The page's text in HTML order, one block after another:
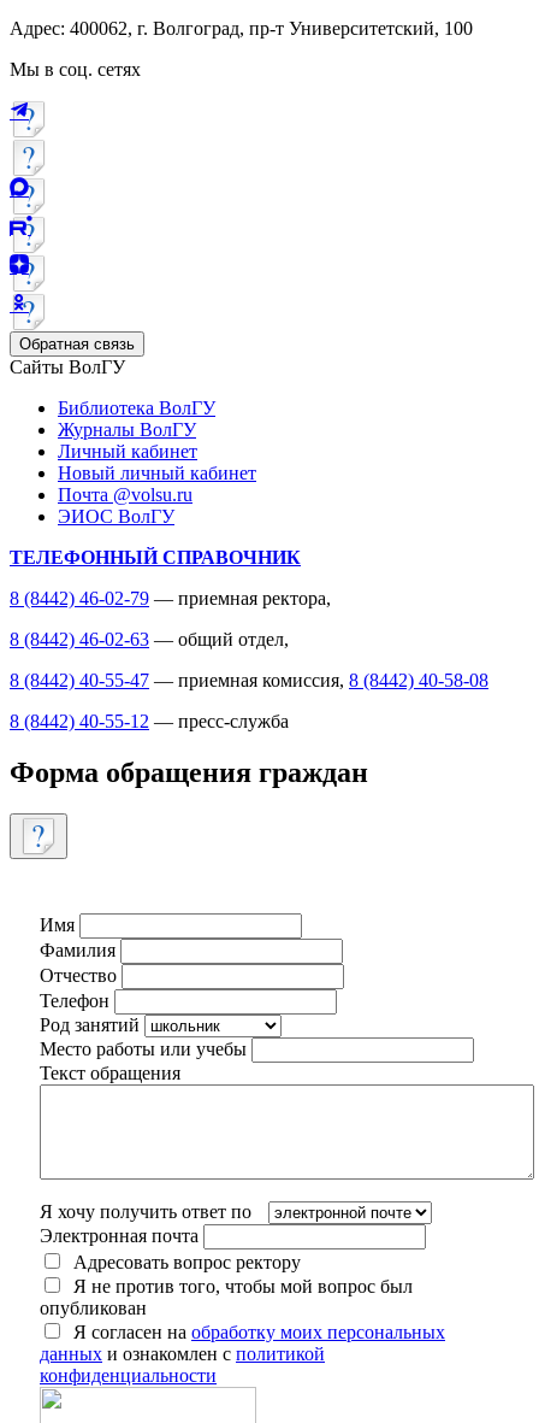
Адрес: 400062, г. Волгоград, пр-т Университетский, 100
Мы в соц. сетях
Обратная связь
Сайты ВолГУ
Библиотека ВолГУ
Журналы ВолГУ
Личный кабинет
Новый личный кабинет
Почта @volsu.ru
ЭИОС ВолГУ
ТЕЛЕФОННЫЙ СПРАВОЧНИК
8 (8442) 46-02-79 — приемная ректора,
8 (8442) 46-02-63 — общий отдел,
8 (8442) 40-55-47 — приемная комиссия, 8 (8442) 40-58-08
8 (8442) 40-55-12 — пресс-служба
Форма обращения граждан
Имя
Фамилия
Отчество
Телефон
Род занятий
Место работы или учебы
Текст обращения
Я хочу получить ответ по
Электронная почта
Адресовать вопрос ректору
Я не против того, чтобы мой вопрос был
опубликован
Я согласен на обработку моих персональных
данных и ознакомлен с политикой
конфиденциальности